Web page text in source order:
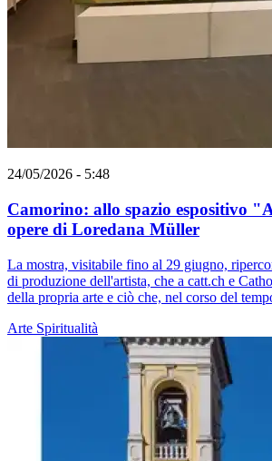
24/05/2026 - 5:48
Camorino: allo spazio espositivo
opere di Loredana Müller
La mostra, visitabile fino al 29 giugno,
di produzione dell'artista, che a catt.ch e
della propria arte e ciò che, nel corso del
Arte Spiritualità